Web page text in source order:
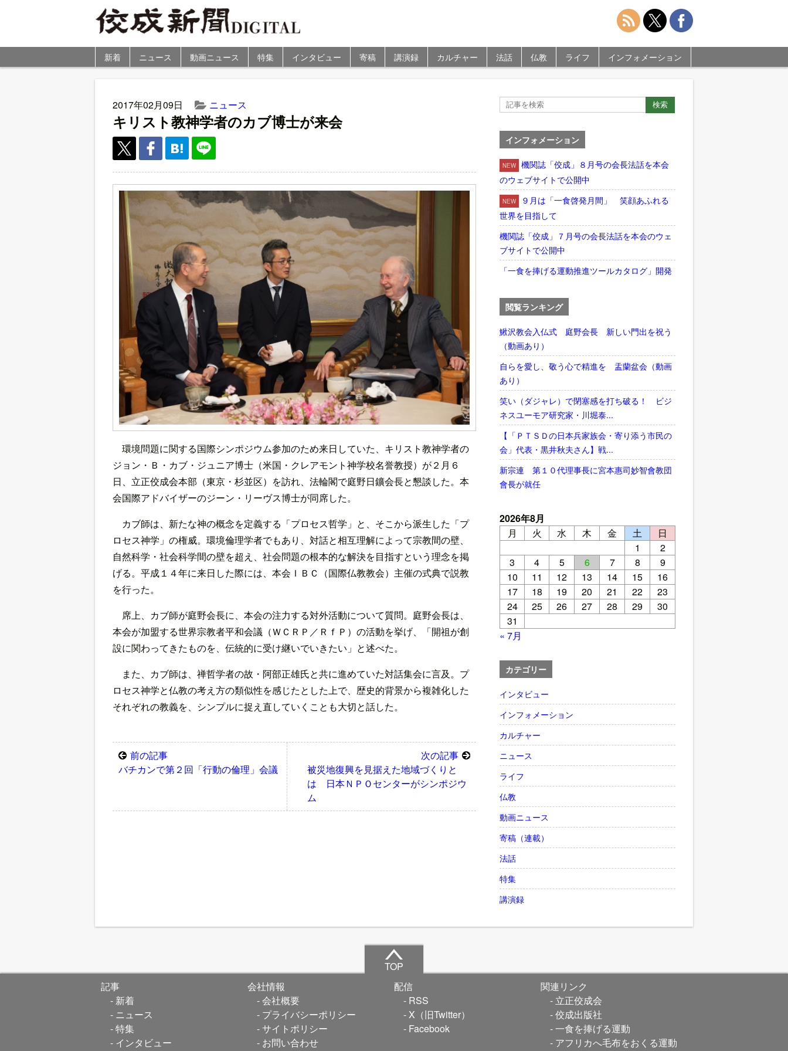
新着 ニュース 動画ニュース 特集 インタビュー 寄稿 講演録 カルチャー 法話 仏教 ライフ インフォメーション
2017年02月09日 ニュース
キリスト教神学者のカブ博士が来会
環境問題に関する国際シンポジウム参加のため来日していた、キリスト教神学者の
ジョン・Ｂ・カブ・ジュニア博士（米国・クレアモント神学校名誉教授）が２月６
日、立正佼成会本部（東京・杉並区）を訪れ、法輪閣で庭野日鑛会長と懇談した。本
会国際アドバイザーのジーン・リーヴス博士が同席した。
カブ師は、新たな神の概念を定義する「プロセス哲学」と、そこから派生した「プ
ロセス神学」の権威。環境倫理学者でもあり、対話と相互理解によって宗教間の壁、
自然科学・社会科学間の壁を超え、社会問題の根本的な解決を目指すという理念を掲
げる。平成１４年に来日した際には、本会ＩＢＣ（国際仏教教会）主催の式典で説教
を行った。
席上、カブ師が庭野会長に、本会の注力する対外活動について質問。庭野会長は、
本会が加盟する世界宗教者平和会議（ＷＣＲＰ／ＲｆＰ）の活動を挙げ、「開祖が創
設に関わってきたものを、伝統的に受け継いでいきたい」と述べた。
また、カブ師は、禅哲学者の故・阿部正雄氏と共に進めていた対話集会に言及。プ
ロセス神学と仏教の考え方の類似性を感じたとした上で、歴史的背景から複雑化した
それぞれの教義を、シンプルに捉え直していくことも大切と話した。
前の記事
バチカンで第２回「行動の倫理」会議
次の記事
被災地復興を見据えた地域づくりと
は 日本ＮＰＯセンターがシンポジウ
ム
インフォメーション
NEW
機関誌「佼成」８月号の会長法話を本会
のウェブサイトで公開中
NEW
９月は「一食啓発月間」 笑顔あふれる
世界を目指して
機関誌「佼成」７月号の会長法話を本会のウェ
ブサイトで公開中
「一食を捧げる運動推進ツールカタログ」開発
閲覧ランキング
鰍沢教会入仏式 庭野会長 新しい門出を祝う
（動画あり）
自らを愛し、敬う心で精進を 盂蘭盆会（動画
あり）
笑い（ダジャレ）で閉塞感を打ち破る！ ビジ
ネスユーモア研究家・川堀泰...
【「ＰＴＳＤの日本兵家族会・寄り添う市民の
会」代表・黒井秋夫さん】戦...
新宗連 第１０代理事長に宮本惠司妙智會教団
會長が就任
2026年8月
月
火 水 木 金 土
日
1
2
3
4 5 6 7 8
9
10
11 12 13 14 15
16
17
18 19 20 21 22
23
24
25 26 27 28 29
30
31
« 7月
カテゴリー
インタビュー
インフォメーション
カルチャー
ニュース
ライフ
仏教
動画ニュース
寄稿（連載）
法話
特集
講演録
TOP
記事
新着
ニュース
特集
インタビュー
会社情報
会社概要
プライバシーポリシー
サイトポリシー
お問い合わせ
配信
RSS
X（旧Twitter）
Facebook
関連リンク
立正佼成会
佼成出版社
一食を捧げる運動
アフリカへ毛布をおくる運動